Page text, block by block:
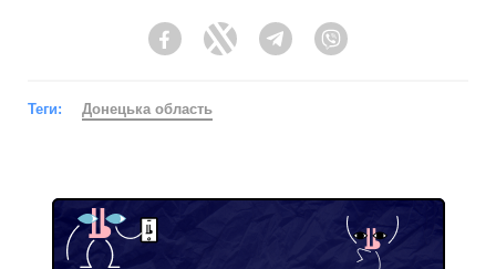
FacebookTwitter Telegram
Теги: Донецька область